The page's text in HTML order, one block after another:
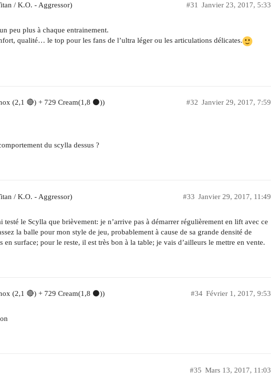
/ K.O. - Aggressor) Janvier 23, 2017, 5:33
#31
peu plus à chaque entrainement.
qualité… le top pour les fans de l’ultra léger ou les articulations délicates.
(2,1 🔴) + 729 Cream(1,8 ⚫)) Janvier 29, 2017, 7:59
#32
du scylla dessus ?
/ K.O. - Aggressor) Janvier 29, 2017, 11:49
#33
testé le Scylla que brièvement: je n’arrive pas à démarrer régulièrement en lift avec ce
la balle pour mon style de jeu, probablement à cause de sa grande densité de
en surface; pour le reste, il est très bon à la table; je vais d’ailleurs le mettre en vente.
(2,1 🔴) + 729 Cream(1,8 ⚫)) Février 1, 2017, 9:53
#34
Mars 13, 2017, 11:03
#35